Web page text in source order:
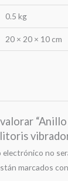
0.5 kg
20 × 20 × 10 cm
no
marcados con